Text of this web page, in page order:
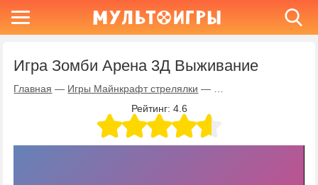
Игра Зомби Арена 3Д Выживание
Главная — Игры Майнкрафт стрелялки —
Рейтинг: 4.6